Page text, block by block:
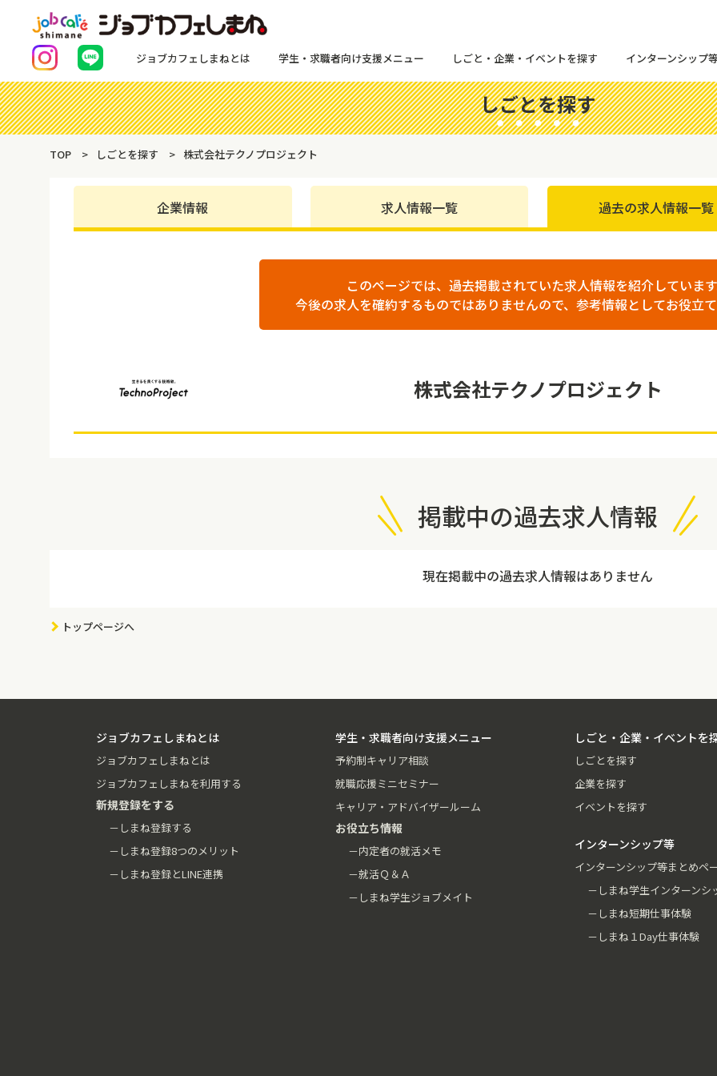
ジョブカフェしまねとは 学生・求職者向け支援メニュー しごと・企業・イベントを探す インターンシップ
しごとを探す
TOP しごとを探す 株式会社テクノプロジェクト
企業情報 求人情報一覧 過去の求人情報一覧
このページでは、過去掲載されていた求人情報を紹介しています
今後の求人を確約するものではありませんので、参考情報としてお役立て
株式会社テクノプロジェクト
掲載中の過去求人情報
現在掲載中の過去求人情報はありません
トップページへ
ジョブカフェしまねとは
ジョブカフェしまねとは
ジョブカフェしまねを利用する
新規登録をする
－しまね登録する
－しまね登録8つのメリット
－しまね登録とLINE連携
学生・求職者向け支援メニュー
予約制キャリア相談
就職応援ミニセミナー
キャリア・アドバイザールーム
お役立ち情報
－内定者の就活メモ
－就活Ｑ＆Ａ
－しまね学生ジョブメイト
しごと・企業・イベントを
しごとを探す
企業を探す
イベントを探す
インターンシップ等
インターンシップ等まとめペ
－しまね学生インターンシ
－しまね短期仕事体験
－しまね１Day仕事体験